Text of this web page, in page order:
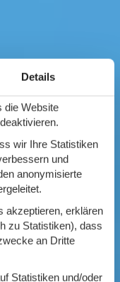
Details
die Website
wir Ihre Statistiken
und
anonymisierte
akzeptieren, erklären
zu Statistiken), dass
an Dritte
Statistiken und/oder